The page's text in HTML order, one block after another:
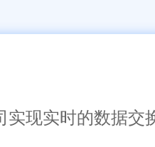
实现实时的数据交